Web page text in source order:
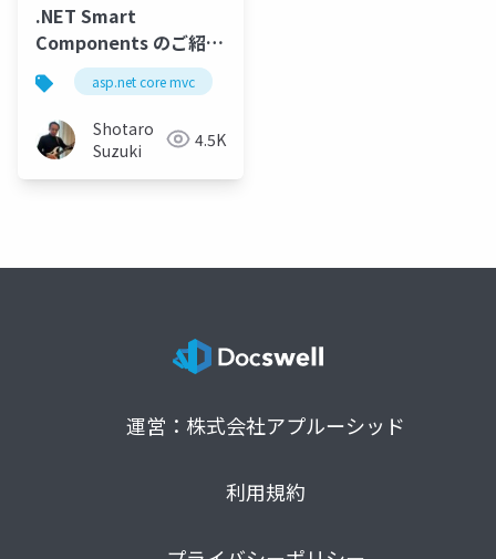
.NET Smart
Components のご紹介
- AI を活用した UI コン
トロール
asp.net core mvc
Shotaro
Suzuki
4.5K
運営：株式会社アプルーシッド
利用規約